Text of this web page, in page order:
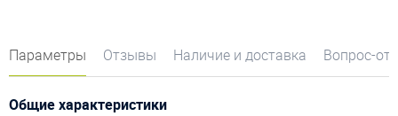
Параметры Отзывы Наличие и доставка Вопрос-
Общие характеристики